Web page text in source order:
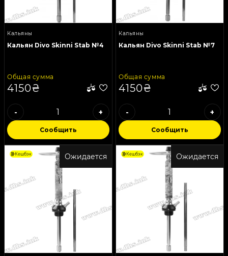
Кальяны
Кальян Divo Skinni Stab №4
Общая сумма
4150₴
- +
Сообщить
Кальяны
Кальян Divo Skinni Stab №7
Общая сумма
4150₴
- +
Сообщить
Ожидается
Кешбэк Ожидается
Кешбэк